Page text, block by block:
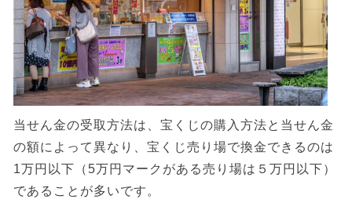
当せん金の受取方法は、宝くじの購入方法と当せん金
の額によって異なり、宝くじ売り場で換金できるのは
1万円以下（5万円マークがある売り場は５万円以下）
であることが多いです。